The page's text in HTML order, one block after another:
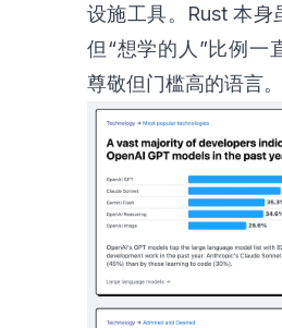
设施工具。Rust 本身
但“想学的人”比例一
尊敬但门槛高的语言。